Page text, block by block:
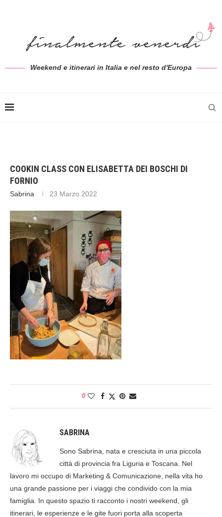
Weekend e itinerari in Italia e nel resto d'Europa
COOKIN CLASS CON ELISABETTA DEI BOSCHI DI
FORNIO
Sabrina 23 Marzo 2022
0
SABRINA
Sono Sabrina, nata e cresciuta in una piccola
città di provincia fra Liguria e Toscana. Nel
lavoro mi occupo di Marketing & Comunicazione, nella vita ho
una grande passione per i viaggi che condivido con la mia
famiglia. In questo spazio ti racconto i nostri weekend, gli
itinerari, le esperienze e le gite fuori porta alla scoperta